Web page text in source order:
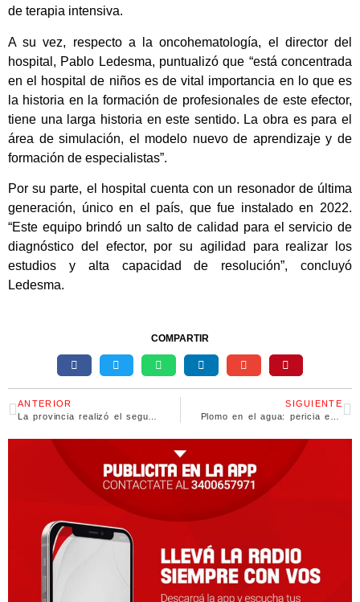
de terapia intensiva.
A su vez, respecto a la oncohematología, el director del
hospital, Pablo Ledesma, puntualizó que “está concentrada
en el hospital de niños es de vital importancia en lo que es
la historia en la formación de profesionales de este efector,
tiene una larga historia en este sentido. La obra es para el
área de simulación, el modelo nuevo de aprendizaje y de
formación de especialistas”.
Por su parte, el hospital cuenta con un resonador de última
generación, único en el país, que fue instalado en 2022.
“Este equipo brindó un salto de calidad para el servicio de
diagnóstico del efector, por su agilidad para realizar los
estudios y alta capacidad de resolución”, concluyó
Ledesma.
COMPARTIR
ANTERIOR
SIGUIENTE